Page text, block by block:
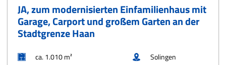
JA, zum modernisierten Einfamilienhaus mit
Garage, Carport und großem Garten an der
Stadtgrenze Haan
ca. 1.010 m² Solingen